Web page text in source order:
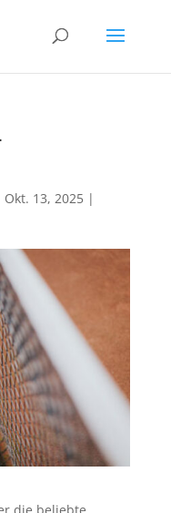
Okt. 13, 2025|